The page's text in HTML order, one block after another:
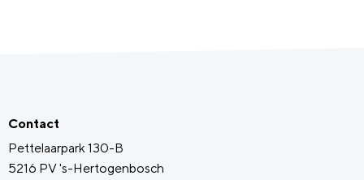
Contact
Pettelaarpark 130-B
5216 PV 's-Hertogenbosch